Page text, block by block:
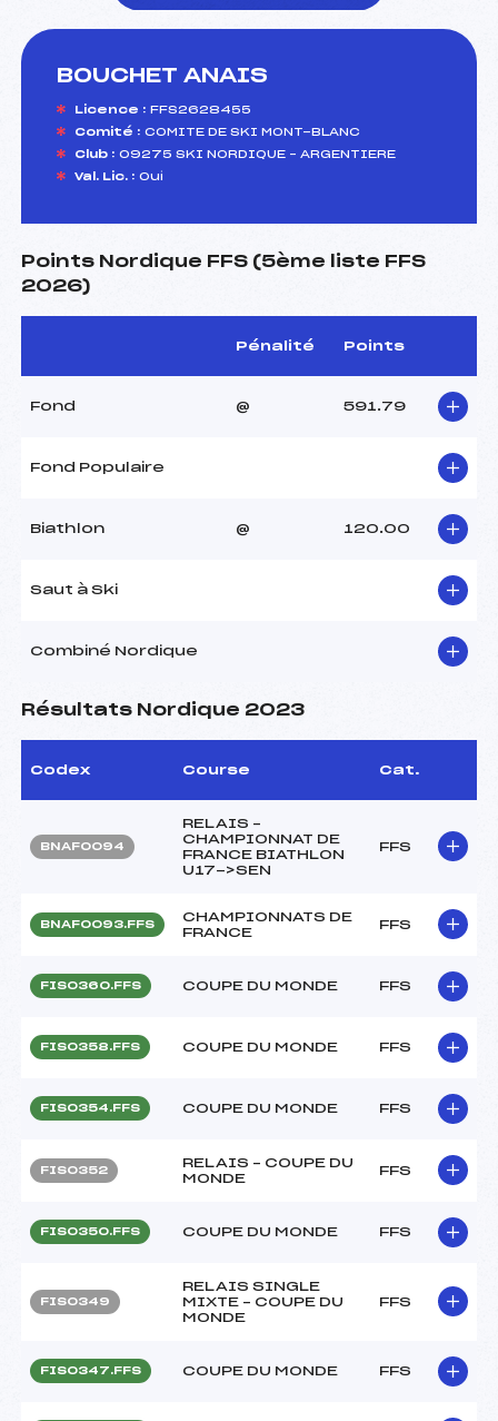
BOUCHET ANAIS
Licence : FFS2628455
Comité : COMITE DE SKI MONT-BLANC
Club : 09275 SKI NORDIQUE – ARGENTIERE
Val. Lic. : Oui
Points Nordique FFS (5ème liste FFS
2026)
Pénalité Points
Fond @ 591.79
Fond Populaire
Biathlon @ 120.00
Saut à Ski
Combiné Nordique
Résultats Nordique 2023
Codex Course Cat.
BNAF0094
RELAIS –
CHAMPIONNAT DE
FRANCE BIATHLON
U17->SEN
FFS
BNAF0093.FFS
CHAMPIONNATS DE
FRANCE
FFS
FIS0360.FFS COUPE DU MONDE FFS
FIS0358.FFS COUPE DU MONDE FFS
FIS0354.FFS COUPE DU MONDE FFS
FIS0352
RELAIS – COUPE DU
MONDE
FFS
FIS0350.FFS COUPE DU MONDE FFS
FIS0349
RELAIS SINGLE
MIXTE – COUPE DU
MONDE
FFS
FIS0347.FFS COUPE DU MONDE FFS